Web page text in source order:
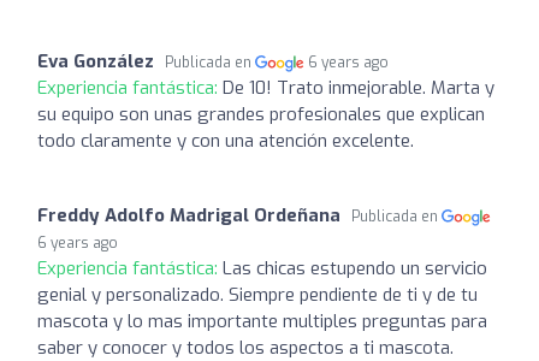
Eva González Publicada en 6 years ago
Experiencia fantástica: De 10! Trato inmejorable. Marta y
su equipo son unas grandes profesionales que explican
todo claramente y con una atención excelente.
Freddy Adolfo Madrigal Ordeñana
Publicada en
6 years ago
Experiencia fantástica: Las chicas estupendo un servicio
genial y personalizado. Siempre pendiente de ti y de tu
mascota y lo mas importante multiples preguntas para
saber y conocer y todos los aspectos a ti mascota.